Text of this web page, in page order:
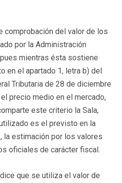
comprobación del valor de los
por la Administración
mientras ésta sostiene
en el apartado 1, letra b) del
Tributaria de 28 de diciembre
el precio medio en el mercado,
este criterio la Sala,
es el previsto en la
la estimación por los valores
oficiales de carácter fiscal.
que se utiliza el valor de